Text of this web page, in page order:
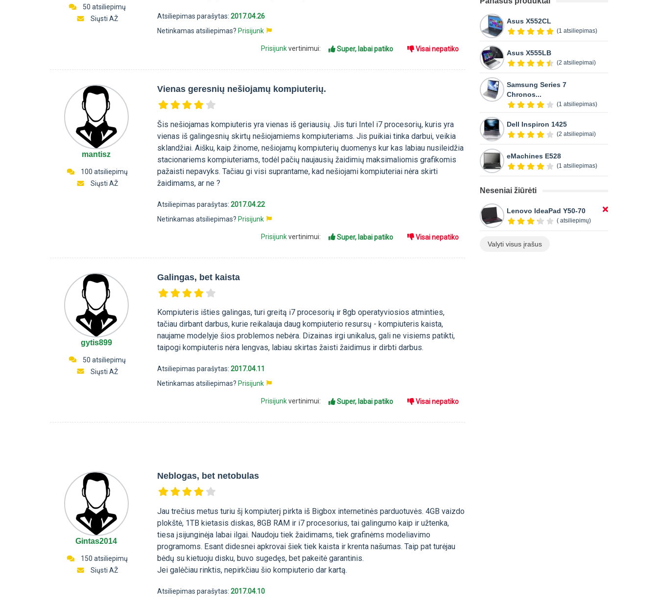
50 atsiliepimų
Siųsti AŽ
Atsiliepimas parašytas:2017.04.26
Netinkamas atsiliepimas? Prisijunk
Prisijunkvertinimui: Super, labai patiko Visai nepatiko
mantisz
100 atsiliepimų
Siųsti AŽ
Vienas geresnių nešiojamų kompiuterių.
Šis nešiojamas kompiuteris yra vienas iš geriausių. Jis turi Intel i7 procesorių, kuris yra
vienas iš galingesnių skirtų nešiojamiems kompiuteriams. Jis puikiai tinka darbui, veikia
sklandžiai. Aišku, kaip žinome, nešiojamų kompiuterių duomenys kur kas labiau nusileidžia
stacionariems kompiuteriams, todėl pačių naujausių žaidimių maksimaliomis grafikomis
pažaisti nepavyks. Tačiau gi visi suprantame, kad nešiojami kompiuteriai nėra skirti
žaidimams, ar ne ?
Atsiliepimas parašytas:2017.04.22
Netinkamas atsiliepimas?Prisijunk
Prisijunkvertinimui: Super, labai patiko Visai nepatiko
gytis899
50 atsiliepimų
Siųsti AŽ
Galingas, bet kaista
Kompiuteris išties galingas, turi greitą i7 procesorių ir 8gb operatyviosios atminties,
tačiau dirbant darbus, kurie reikalauja daug kompiuterio resursų - kompiuteris kaista,
naujame modelyje šios problemos nebėra. Dizainas irgi unikalus, gali ne visiems patikti,
taipogi kompiuteris nėra lengvas, labiau skirtas žaisti žaidimus ir dirbti darbus.
Atsiliepimas parašytas:2017.04.11
Netinkamas atsiliepimas? Prisijunk
Prisijunkvertinimui: Super, labai patiko Visai nepatiko
Gintas2014
150 atsiliepimų
Siųsti AŽ
Neblogas, bet netobulas
Jau trečius metus turiu šį kompiuterį pirkta iš Bigbox internetinės parduotuvės. 4GB vaizdo
plokštė, 1TB kietasis diskas, 8GB RAM ir i7 procesorius, tai galingumo kaip ir užtenka,
tiesa įsijunginėja labai ilgai. Naudoju tiek žaidimams, tiek grafinėms modeliavimo
programoms. Esant didesnei apkrovai šiek tiek kaista ir krenta našumas. Taip pat turėjau
bėdų su kietuoju disku, buvo sugedęs, bet pakeitė garantinis.
Jei galėčiau rinktis, nepirkčiau šio kompiuterio dar kartą.
Atsiliepimas parašytas:2017.04.10
Asus X552CL
(1 atsiliepimas)
Asus X555LB
(2 atsiliepimai)
Samsung Series 7
Chronos...
(1 atsiliepimas)
Dell Inspiron 1425
(2 atsiliepimai)
eMachines E528
(1 atsiliepimas)
Neseniai žiūrėti
Lenovo IdeaPad Y50-70
( atsiliepimų)
Valyti visus įrašus